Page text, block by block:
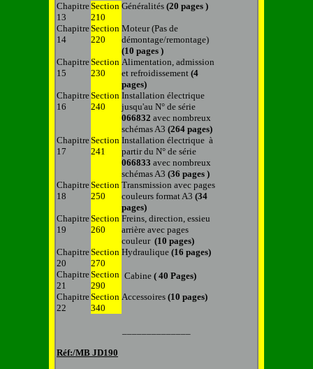
Chapitre
13
Section
210
Généralités (20 pages )
Chapitre
14
Section
220
Moteur(Pas de
démontage/remontage)
(10 pages )
Chapitre
15
Section
230
Alimentation, admission
et refroidissement (4
pages)
Chapitre
16
Section
240
Installation électrique
jusqu'au N° de série
066832 avec nombreux
schémas A3 (264 pages)
Chapitre
17
Section
241
Installation électrique à
partir du N° de série
066833 avec nombreux
schémas A3 (36 pages )
Chapitre
18
Section
250
Transmission avec pages
couleurs format A3 (34
pages)
Chapitre
19
Section
260
Freins, direction, essieu
arrière avec pages
couleur (10 pages)
Chapitre
20
Section
270
Hydraulique (16 pages)
Chapitre
21
Section
290
Cabine ( 40 Pages)
Chapitre
22
Section
340
Accessoires (10 pages)
Réf:/MB JD190